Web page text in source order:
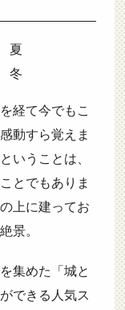
経て今でもこ
動すら覚えま
いうことは、
とでもありま
上に建ってお
景。
集めた「城と
できる人気ス